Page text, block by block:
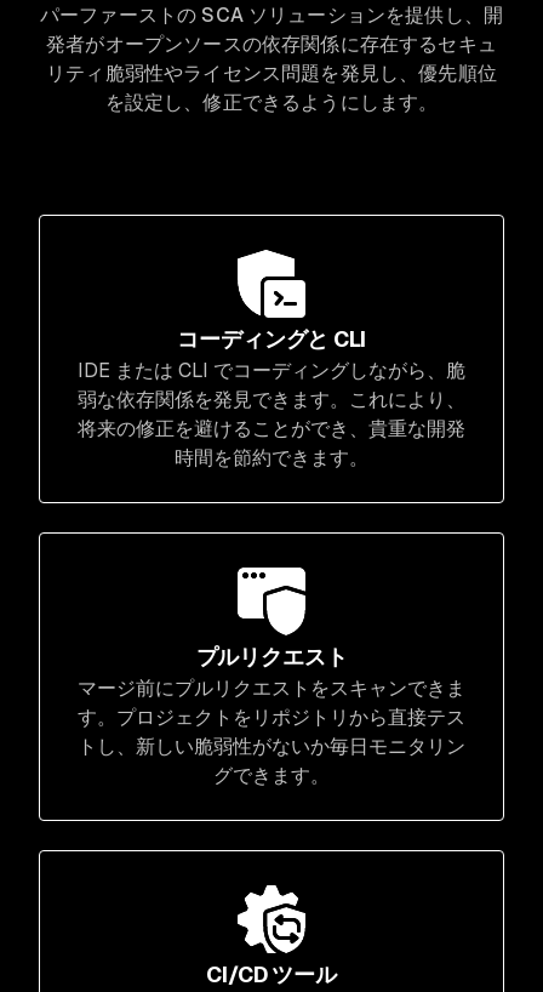
パーファーストの SCA ソリューションを提供し、開
発者がオープンソースの依存関係に存在するセキュ
リティ脆弱性やライセンス問題を発見し、優先順位
を設定し、修正できるようにします。
コーディングと CLI
IDE または CLI でコーディングしながら、脆
弱な依存関係を発見できます。これにより、
将来の修正を避けることができ、貴重な開発
時間を節約できます。
プルリクエスト
マージ前にプルリクエストをスキャンできま
す。プロジェクトをリポジトリから直接テス
トし、新しい脆弱性がないか毎日モニタリン
グできます。
CI/CD ツール